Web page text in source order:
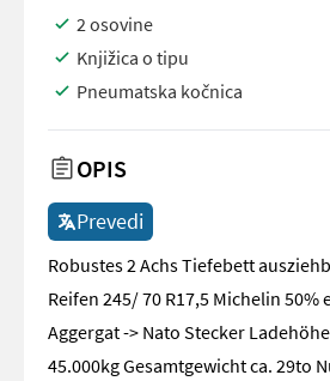
2 osovine
Knjižica o tipu
Pneumatska kočnica
OPIS
Prevedi
Robustes 2 Achs Tiefebett
Reifen 245/ 70 R17,5 Michelin
Aggergat -> Nato Stecker
45.000kg Gesamtgewicht ca. 29to